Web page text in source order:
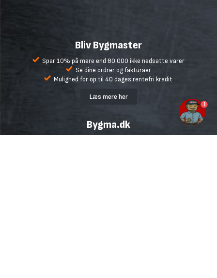
Bliv Bygmaster
Spar 10% på mere end 80.000 ikke nedsatte varer
Se dine ordrer og fakturaer
Mulighed for op til 40 dages rentefri kredit
Læs mere her
Bygma.dk
1